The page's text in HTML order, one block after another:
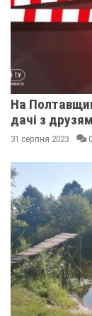
На
дачі з
31 серпня 2023 0